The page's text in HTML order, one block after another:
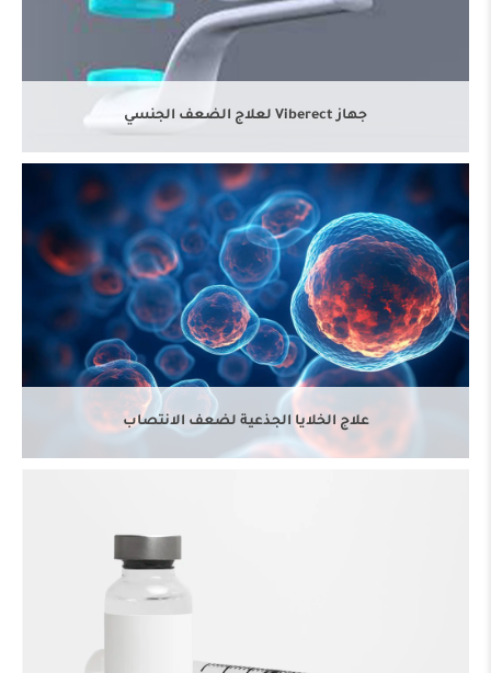
جهاز Viberect لعلاج الضعف الجنسي
علاج الخلايا الجذعية لضعف الانتصاب
علاج الخلايا الجذعية لضعف الانتصاب
حقن BioBoost لعلاج الضعف الجنسي
حقن الفيلر لعلاج سرعة القذف